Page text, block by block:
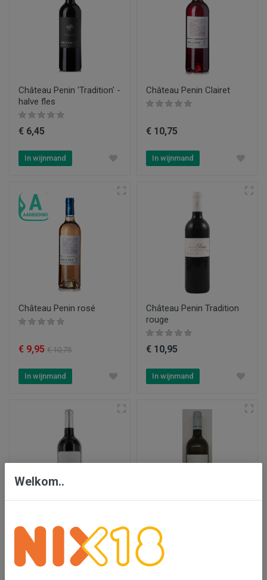
Château Penin 'Tradition' -
halve fles
€ 6,45
In wijnmand
Château Penin Clairet
€ 10,75
In wijnmand
Château Penin rosé
€ 9,95 € 10,75
In wijnmand
Château Penin Tradition
rouge
€ 10,95
In wijnmand
Château Penin 'Natur'
€ 11,75
Château Penin Blanc
'Cabanes'
€ 12,55
Welkom..